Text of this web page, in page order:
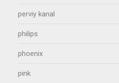
perviy kanal
philips
phoenix
pink